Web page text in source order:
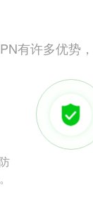
有许多优势